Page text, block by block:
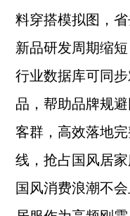
料穿搭模拟图，
新品研发周期缩
行业数据库可同
品，帮助品牌规
客群，高效落地
线，抢占国风居家
国风消费浪潮不